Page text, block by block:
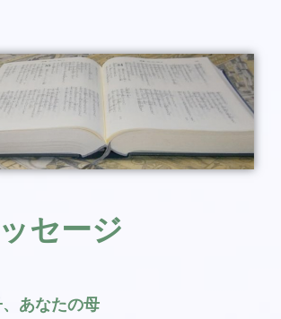
セージ
あなたの母